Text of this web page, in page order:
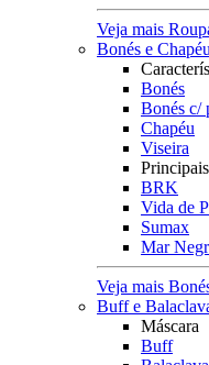
Veja mais
Bonés e
Bonés
Bonés c/
Chapéu
Viseira
BRK
Vida de
Sumax
Mar
Veja mais
Buff e
Máscara
Buff